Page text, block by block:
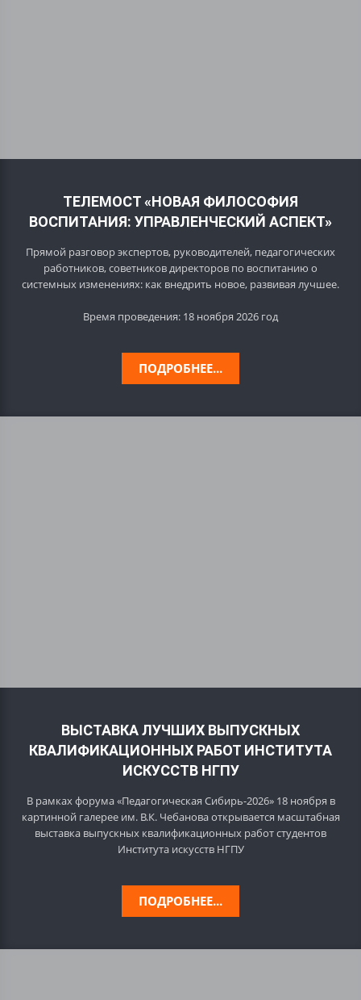
ТЕЛЕМОСТ «НОВАЯ ФИЛОСОФИЯ
ВОСПИТАНИЯ: УПРАВЛЕНЧЕСКИЙ АСПЕКТ»
Прямой разговор экспертов, руководителей, педагогических
работников, советников директоров по воспитанию о
системных изменениях: как внедрить новое, развивая лучшее.
Время проведения: 18 ноября 2026 год
ПОДРОБНЕЕ...
ВЫСТАВКА ЛУЧШИХ ВЫПУСКНЫХ
КВАЛИФИКАЦИОННЫХ РАБОТ ИНСТИТУТА
ИСКУССТВ НГПУ
В рамках форума «Педагогическая Сибирь-2026» 18 ноября в
картинной галерее им. В.К. Чебанова открывается масштабная
выставка выпускных квалификационных работ студентов
Института искусств НГПУ
ПОДРОБНЕЕ...